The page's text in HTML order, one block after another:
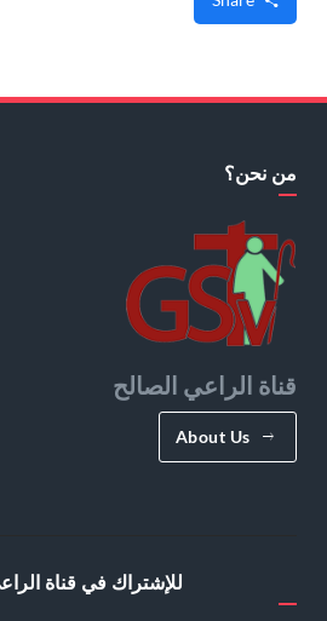
من نحن؟
قناة الراعي الصالح
About Us
للإشتراك في قناة